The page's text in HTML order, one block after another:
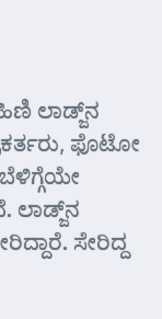
ಲಾಡ್ಜ್‌ನ
ಫೊಟೋ
ಲಾಡ್ಜ್‌ನ
ಸೇರಿದ್ದ